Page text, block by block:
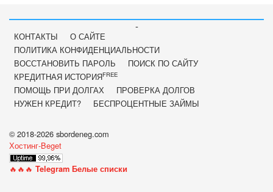
-
КОНТАКТЫ
О САЙТЕ
ПОЛИТИКА КОНФИДЕНЦИАЛЬНОСТИ
ВОССТАНОВИТЬ ПАРОЛЬ
ПОИСК ПО САЙТУ
КРЕДИТНАЯ ИСТОРИЯFREE
ПОМОЩЬ ПРИ ДОЛГАХ
ПРОВЕРКА ДОЛГОВ
НУЖЕН КРЕДИТ?
БЕСПРОЦЕНТНЫЕ ЗАЙМЫ
© 2018-2026 sbordeneg.com
Хостинг-Beget
🔥🔥🔥 Telegram Белые списки